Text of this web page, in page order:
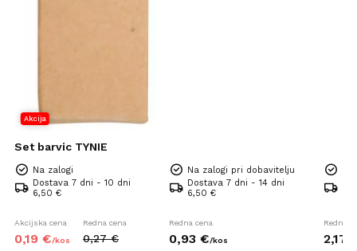
Akcija
Set barvic TYNIE
Na zalogi
Dostava 7 dni - 10 dni
6,50 €
Akcijska cena
0,19 €/kos
Redna cena
0,27 €
Na zalogi pri dobavitelju
Dostava 7 dni - 14 dni
6,50 €
Redna cena
0,93 €/kos
Redna
2,17